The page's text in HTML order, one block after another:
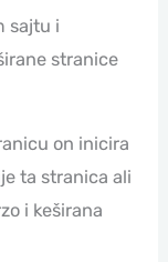
sajtu i
stranice
on inicira
ta stranica ali
i keširana